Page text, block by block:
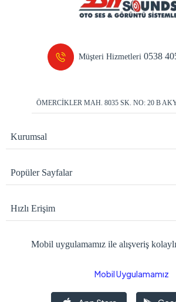
Müşteri Hizmetleri0538
ÖMERCİKLER MAH. 8035 SK. NO: 20 B
Kurumsal
Popüler Sayfalar
Hızlı Erişim
Mobil uygulamamız ile alışveriş
Mobil Uygulamamız